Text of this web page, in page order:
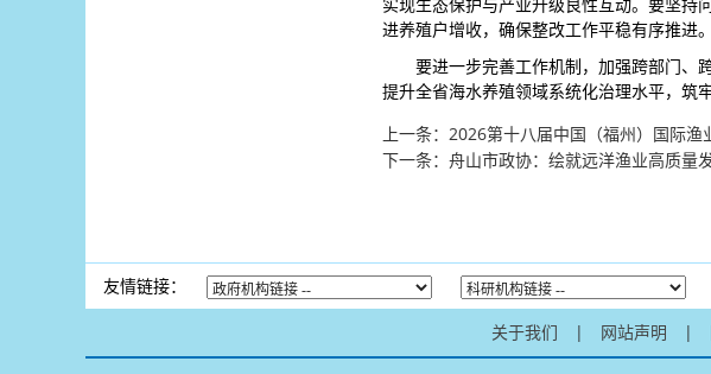
进养殖户增收，确保整改工作平稳有序推进。
要进一步完善工作机制，加强跨部门、
提升全省海水养殖领域系统化治理水平，筑
上一条： 2026第十八届中国（福州）国际
下一条： 舟山市政协：绘就远洋渔业高质量
友情链接：
关于我们 | 网站声明 |